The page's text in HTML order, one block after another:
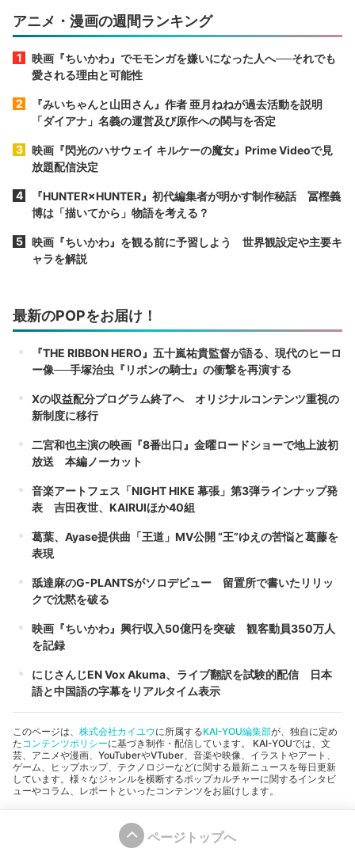
アニメ・漫画の週間ランキング
映画『ちいかわ』でモモンガを嫌いになった人へ──それでも
愛される理由と可能性
『みいちゃんと山田さん』作者 亜月ねねが過去活動を説明
「ダイアナ」名義の運営及び原作への関与を否定
映画『閃光のハサウェイ キルケーの魔女』Prime Videoで見
放題配信決定
『HUNTER×HUNTER』初代編集者が明かす制作秘話 冨樫義
博は「描いてから」物語を考える？
映画『ちいかわ』を観る前に予習しよう 世界観設定や主要キ
ャラを解説
最新のPOPをお届け！
『THE RIBBON HERO』五十嵐祐貴監督が語る、現代のヒーロ
ー像──手塚治虫『リボンの騎士』の衝撃を再演する
Xの収益配分プログラム終了へ オリジナルコンテンツ重視の
新制度に移行
二宮和也主演の映画『8番出口』金曜ロードショーで地上波初
放送 本編ノーカット
音楽アートフェス「NIGHT HIKE 幕張」第3弾ラインナップ発
表 吉田夜世、KAIRUIほか40組
葛葉、Ayase提供曲「王道」MV公開 “王”ゆえの苦悩と葛藤を
表現
舐達麻のG-PLANTSがソロデビュー 留置所で書いたリリッ
クで沈黙を破る
映画『ちいかわ』興行収入50億円を突破 観客動員350万人
を記録
にじさんじEN Vox Akuma、ライブ翻訳を試験的配信 日本
語と中国語の字幕をリアルタイム表示
このページは、 株式会社カイユウに所属するKAI-YOU編集部が、独自に定め
た コンテンツポリシーに基づき制作・配信しています。 KAI-YOUでは、文
芸、アニメや漫画、YouTuberやVTuber、音楽や映像、イラストやアート、
ゲーム、ヒップホップ、テクノロジーなどに関する最新ニュースを毎日更新
しています。様々なジャンルを横断するポップカルチャーに関するインタビ
ューやコラム、レポートといったコンテンツをお届けします。
ページトップへ